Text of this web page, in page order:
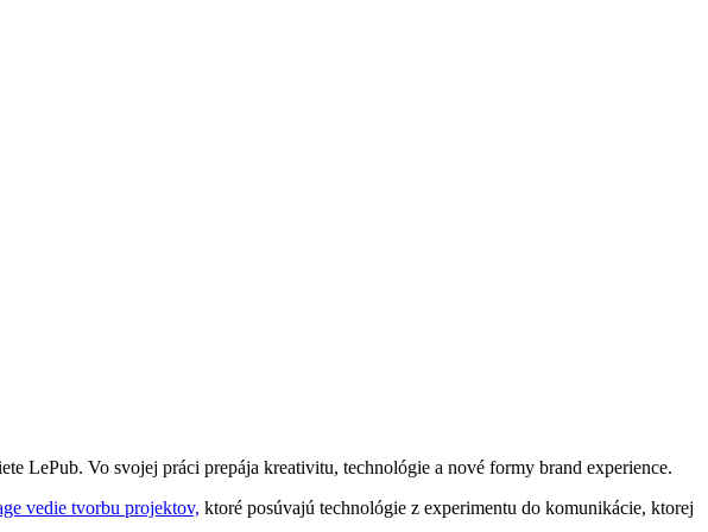
LePub. Vo svojej práci prepája kreativitu, technológie a nové formy brand experience.
vedie tvorbu projektov, ktoré posúvajú technológie z experimentu do komunikácie, ktorej